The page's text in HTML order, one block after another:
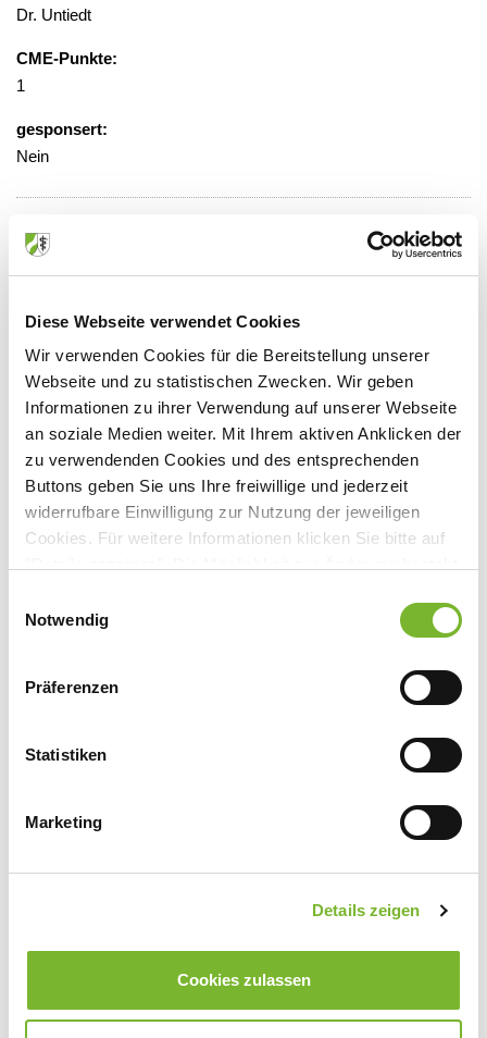
Diese Webseite verwendet Cookies
Wir verwenden Cookies für die Bereitstellung unserer
Webseite und zu statistischen Zwecken. Wir geben
Informationen zu ihrer Verwendung auf unserer Webseite
an soziale Medien weiter. Mit Ihrem aktiven Anklicken der
zu verwendenden Cookies und des entsprechenden
Buttons geben Sie uns Ihre freiwillige und jederzeit
widerrufbare Einwilligung zur Nutzung der jeweiligen
Cookies. Für weitere Informationen klicken Sie bitte auf
Datenschutzerklärung
Notwendig
Präferenzen
Statistiken
Marketing
Details zeigen
Cookies zulassen
Dr. Untiedt
CME-Punkte:
1
gesponsert:
Nein
gebührenfrei
Veranstaltungsort:
online möglich
Voßheider Straße 214, 47574 Goch
Anbieter:
Katholisches Karl-Leisner-Klinikum gGmbH Wilhelm-
Anton-Hospital Goch
Ansprechpartner:
Fax:02823 891 215
Für weitere Informationen wenden Sie sich bitte direkt an den jeweiligen
Anbieter.